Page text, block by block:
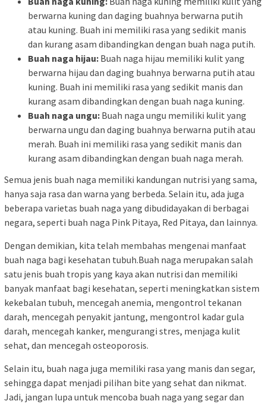
berwarna kuning dan daging buahnya berwarna putih
atau kuning. Buah ini memiliki rasa yang sedikit manis
dan kurang asam dibandingkan dengan buah naga putih.
Buah naga hijau: Buah naga hijau memiliki kulit yang
berwarna hijau dan daging buahnya berwarna putih atau
kuning. Buah ini memiliki rasa yang sedikit manis dan
kurang asam dibandingkan dengan buah naga kuning.
Buah naga ungu: Buah naga ungu memiliki kulit yang
berwarna ungu dan daging buahnya berwarna putih atau
merah. Buah ini memiliki rasa yang sedikit manis dan
kurang asam dibandingkan dengan buah naga merah.
Semua jenis buah naga memiliki kandungan nutrisi yang sama,
hanya saja rasa dan warna yang berbeda. Selain itu, ada juga
beberapa varietas buah naga yang dibudidayakan di berbagai
negara, seperti buah naga Pink Pitaya, Red Pitaya, dan lainnya.
Dengan demikian, kita telah membahas mengenai manfaat
buah naga bagi kesehatan tubuh.Buah naga merupakan salah
satu jenis buah tropis yang kaya akan nutrisi dan memiliki
banyak manfaat bagi kesehatan, seperti meningkatkan sistem
kekebalan tubuh, mencegah anemia, mengontrol tekanan
darah, mencegah penyakit jantung, mengontrol kadar gula
darah, mencegah kanker, mengurangi stres, menjaga kulit
sehat, dan mencegah osteoporosis.
Selain itu, buah naga juga memiliki rasa yang manis dan segar,
sehingga dapat menjadi pilihan bite yang sehat dan nikmat.
Jadi, jangan lupa untuk mencoba buah naga yang segar dan